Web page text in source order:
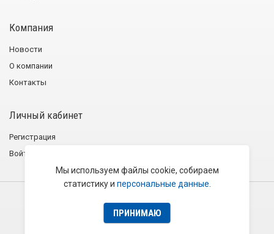
Компания
Новости
О компании
Контакты
Личный кабинет
Регистрация
Войти
2001−2026 © Группа компаний «Эликс»
Политика конфиденциальности
Пользовательское соглашение
Мы используем файлы cookie, собираем
статистику и персональные данные
ПРИНИМАЮ